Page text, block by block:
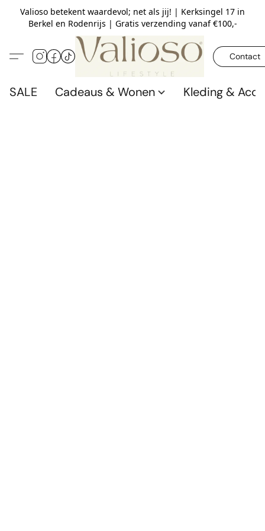
Valioso betekent waardevol; net als jij! | Kerksingel 17 in
Berkel en Rodenrijs | Gratis verzending vanaf €100,-
Contact
SALE Cadeaus & Wonen Kleding &